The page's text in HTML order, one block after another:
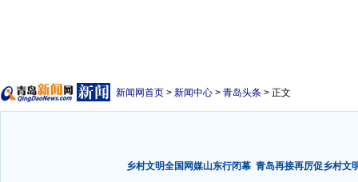
新闻网首页 > 新闻中心 > 青岛头条 > 正文
乡村文明全国网媒山东行闭幕 青岛再接再厉促乡村文